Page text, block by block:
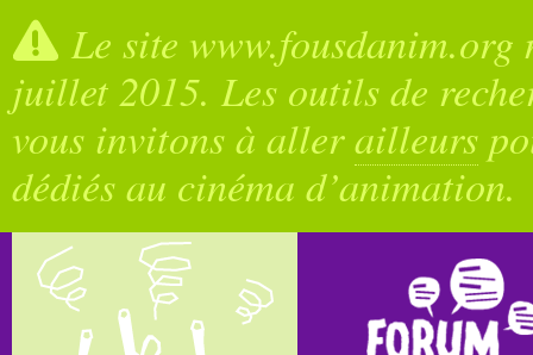
Le site
juillet 2015. Les outils de
vous invitons à allerailleurs
dédiés au cinéma d’animation.